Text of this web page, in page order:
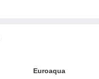
Euroaqua